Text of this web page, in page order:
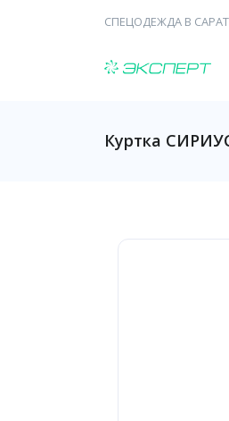
СПЕЦОДЕЖДА В
Куртка